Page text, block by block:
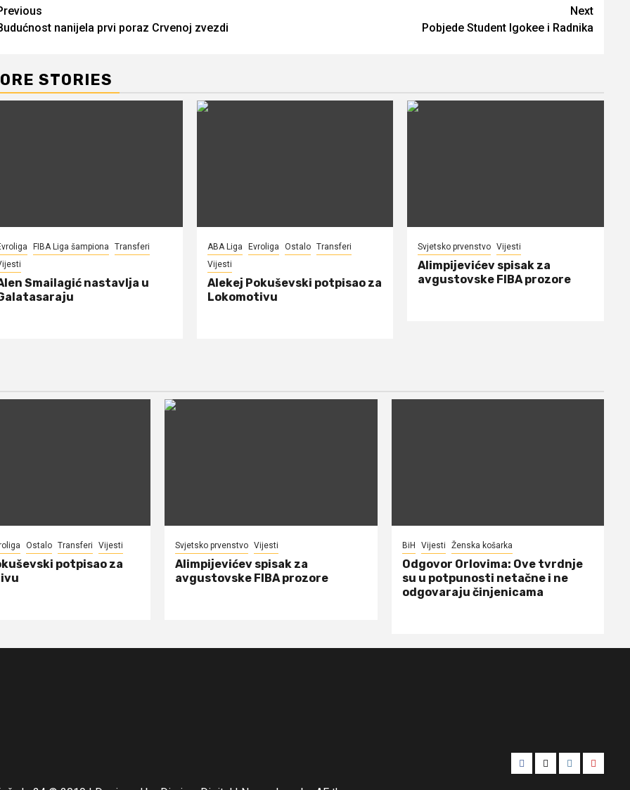
nanijela prvi poraz Crvenoj zvezdi
Next
Pobjede Student Igokee i Radnika
STORIES
FIBA Liga šampiona
Transferi
Smailagić nastavlja u
ABA Liga Evroliga Ostalo Transferi
Vijesti
Alekej Pokuševski potpisao za
Lokomotivu
Svjetsko prvenstvo Vijesti
Alimpijevićev spisak za
avgustovske FIBA prozore
Ostalo Transferi Vijesti
potpisao za
Svjetsko prvenstvo Vijesti
Alimpijevićev spisak za
avgustovske FIBA prozore
BiH Vijesti Ženska košarka
Odgovor Orlovima: ​Ove tvrdnje
su u potpunosti netačne i ne
odgovaraju činjenicama
Facebook
TwitterInstagram